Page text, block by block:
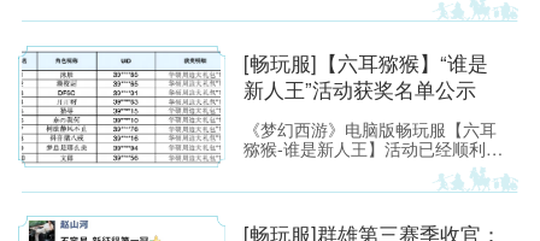
[畅玩服]【六耳猕猴】“谁是
新人王”活动获奖名单公示
《梦幻西游》电脑版畅玩服【六耳
猕猴-谁是新人王】活动已经顺利落
下帷幕，恭喜以下玩家获得[ROG
玩家国度]周边奖励！ （活动详情
[畅玩服]群雄第三赛季收官：